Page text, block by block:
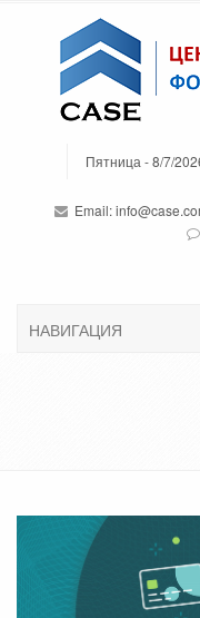
Пятница - 8/7/
Email:
НАВИГАЦИЯ